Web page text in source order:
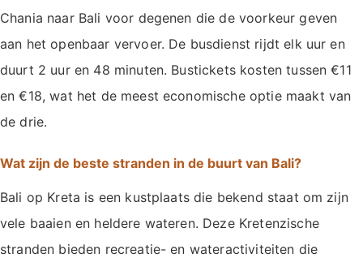
Chania naar Bali voor degenen die de voorkeur geven
aan het openbaar vervoer. De busdienst rijdt elk uur en
duurt 2 uur en 48 minuten. Bustickets kosten tussen €11
en €18, wat het de meest economische optie maakt van
de drie.
Wat zijn de beste stranden in de buurt van Bali?
Bali op Kreta is een kustplaats die bekend staat om zijn
vele baaien en heldere wateren. Deze Kretenzische
stranden bieden recreatie- en wateractiviteiten die